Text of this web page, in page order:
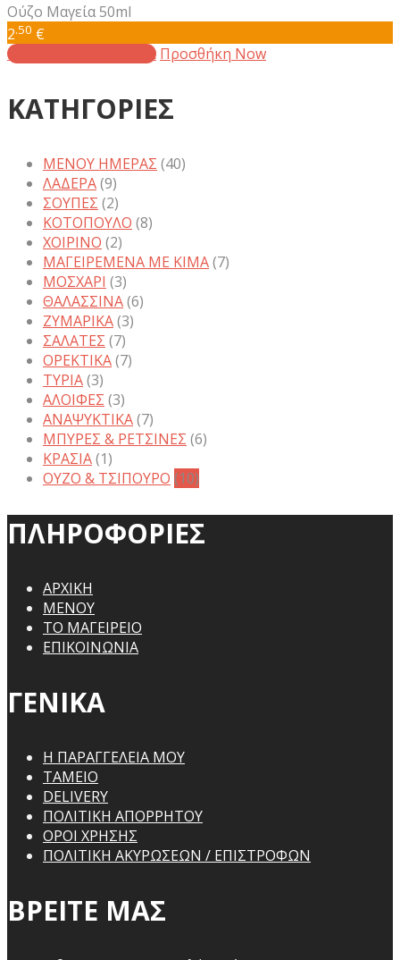
Ούζο Μαγεία 50ml
2.50 €
Προσθήκη στο καλάθι Προσθήκη Now
ΚΑΤΗΓΟΡΙΕΣ
ΜΕΝΟΥ ΗΜΕΡΑΣ (40)
ΛΑΔΕΡΑ(9)
ΣΟΥΠΕΣ (2)
ΚΟΤΟΠΟΥΛΟ (8)
ΧΟΙΡΙΝΟ (2)
ΜΑΓΕΙΡΕΜΕΝΑ ΜΕ ΚΙΜΑ(7)
ΜΟΣΧΑΡΙ (3)
ΘΑΛΑΣΣΙΝΑ(6)
ΖΥΜΑΡΙΚΑ(3)
ΣΑΛΑΤΕΣ (7)
ΟΡΕΚΤΙΚΑ(7)
ΤΥΡΙΑ(3)
ΑΛΟΙΦΕΣ (3)
ΑΝΑΨΥΚΤΙΚΑ(7)
ΜΠΥΡΕΣ & ΡΕΤΣΙΝΕΣ (6)
ΚΡΑΣΙΑ(1)
ΟΥΖΟ & ΤΣΙΠΟΥΡΟ (10)
ΠΛΗΡΟΦΟΡΙΕΣ
ΑΡΧΙΚΗ
ΜΕΝΟΥ
ΤΟ ΜΑΓΕΙΡΕΙΟ
ΕΠΙΚΟΙΝΩΝΙΑ
ΓΕΝΙΚΑ
Η ΠΑΡΑΓΓΕΛΕΙΑ ΜΟΥ
ΤΑΜΕΙΟ
DELIVERY
ΠΟΛΙΤΙΚΗ ΑΠΟΡΡΗΤΟΥ
ΟΡΟΙ ΧΡΗΣΗΣ
ΠΟΛΙΤΙΚΗ ΑΚΥΡΩΣΕΩΝ / ΕΠΙΣΤΡΟΦΩΝ
ΒΡΕΙΤΕ ΜΑΣ